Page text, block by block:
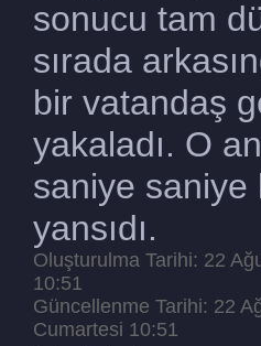
sonucu tam
sırada
bir vatandaş
yakaladı. O
saniye saniye
yansıdı.
Oluşturulma Tarihi: 22
10:51
Güncellenme Tarihi: 22
Cumartesi 10:51